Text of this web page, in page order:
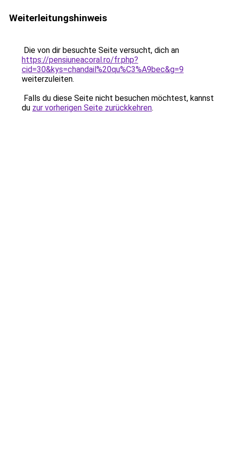
Weiterleitungshinweis
Die von dir besuchte Seite versucht, dich an
https://pensiuneacoral.ro/fr.php?
cid=30&kys=chandail%20qu%C3%A9bec&g=9
weiterzuleiten.
Falls du diese Seite nicht besuchen möchtest, kannst
du zur vorherigen Seite zurückkehren.